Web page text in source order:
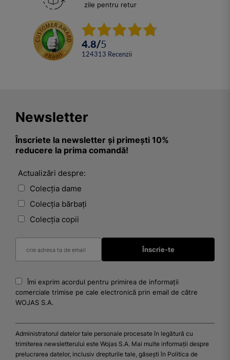
zile pentru retur
4.8/5
124313 Recenzii
Newsletter
Înscriete la newsletter și primești 10%
reducere la prima comandă!
Actualizări despre:
Colecția dame
Colecția bărbați
Colecția copii
Îmi exprim acordul pentru primirea de informații
comerciale trimise pe cale electronică prin email de către
WOJAS S.A.
Administratorul datelor tale personale procesate în legătură cu
trimiterea newsletterului este Wojas S.A. Mai multe informații despre
prelucrarea datelor, inclusiv drepturile tale, găsești în Politica de